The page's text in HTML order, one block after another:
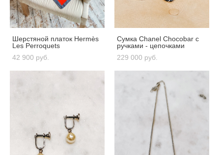
Шерстяной платок Hermès
Les Perroquets
42 900 pуб.
Сумка Chanel Chocobar с
ручками - цепочками
229 000 pуб.